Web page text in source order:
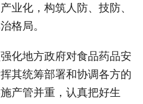
业化，构筑人防、技防、
格局。
化地方政府对食品药品安
其统筹部署和协调各方的
产管并重，认真把好生